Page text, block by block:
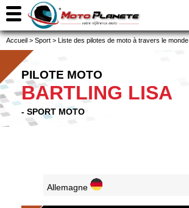
Accueil > Sport > Liste des pilotes de moto à travers le monde
PILOTE MOTO
BARTLING LISA
- SPORT MOTO
Allemagne